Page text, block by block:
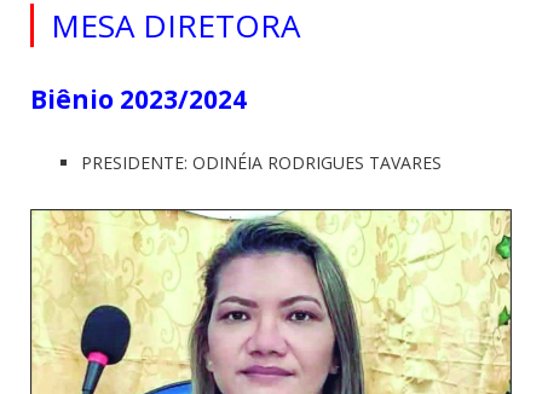
MESA DIRETORA
Biênio 2023/2024
PRESIDENTE: ODINÉIA RODRIGUES TAVARES